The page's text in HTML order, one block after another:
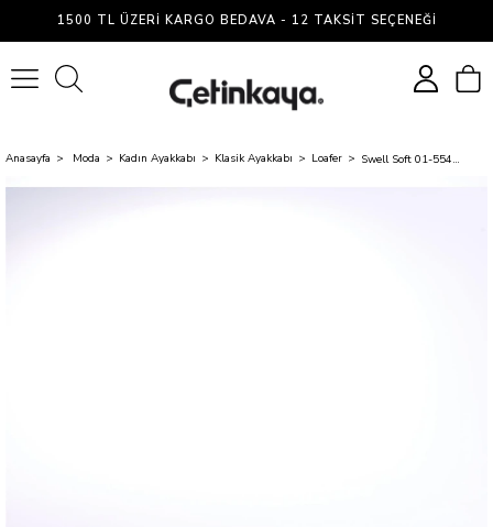
1500 TL ÜZERI KARGO BEDAVA - 12 TAKSIT SEÇENEĞI
Anasayfa Moda Kadın Ayakkabı Klasik Ayakkabı Loafer Swell Soft 01-5549 Siyah Kadın Loafer Ayakkabı